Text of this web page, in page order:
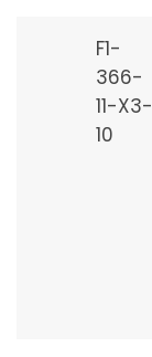
F1-
366-
11-X3-
10